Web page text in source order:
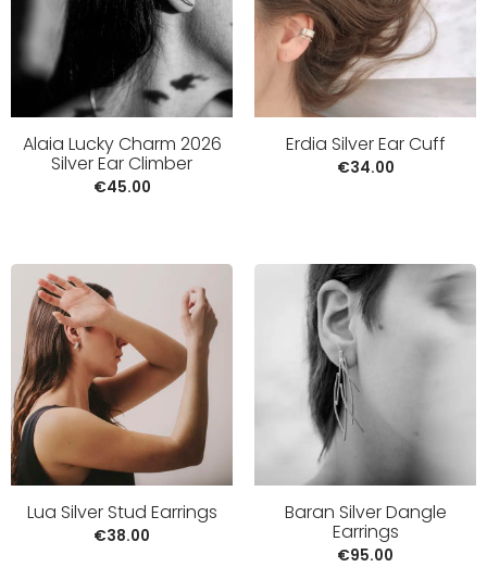
Alaia Lucky Charm 2026
Silver Ear Climber
€45.00
Erdia Silver Ear Cuff
€34.00
Lua Silver Stud Earrings
€38.00
Baran Silver Dangle
Earrings
€95.00